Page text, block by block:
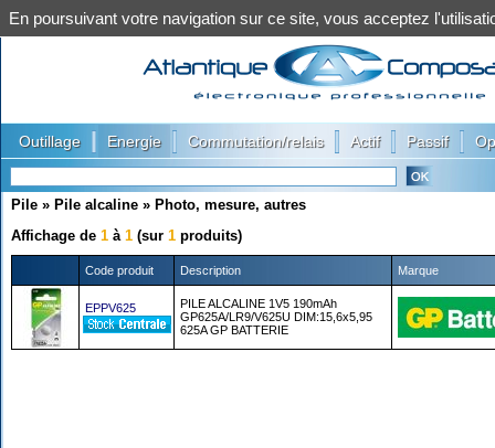
Outillage Energie Commutation/relais Actif Passif
Pile » Pile alcaline » Photo, mesure, autres
Affichage de 1 à 1 (sur 1 produits)
Code produit Description Marque
EPPV625
PILE ALCALINE 1V5 190mAh
GP625A/LR9/V625U DIM:15,6x5,95
625A GP BATTERIE
En poursuivant votre navigation sur ce site, vous acceptez